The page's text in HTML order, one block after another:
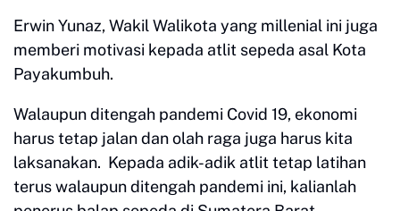
Erwin Yunaz, Wakil Walikota yang millenial ini juga
memberi motivasi kepada atlit sepeda asal Kota
Payakumbuh.
Walaupun ditengah pandemi Covid 19, ekonomi
harus tetap jalan dan olah raga juga harus kita
laksanakan. Kepada adik-adik atlit tetap latihan
terus walaupun ditengah pandemi ini, kalianlah